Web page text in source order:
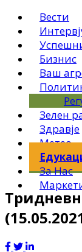
Вести
Бизнис
Ваш
Зелен
Здравје
Метео
За Нас